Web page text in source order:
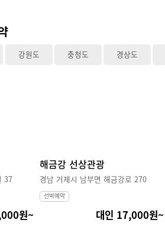
강원도 충청도 경상도
37
원~
해금강 선상관광
경남 거제시 남부면 해금강로 270
선박예약
대인 17,000원~